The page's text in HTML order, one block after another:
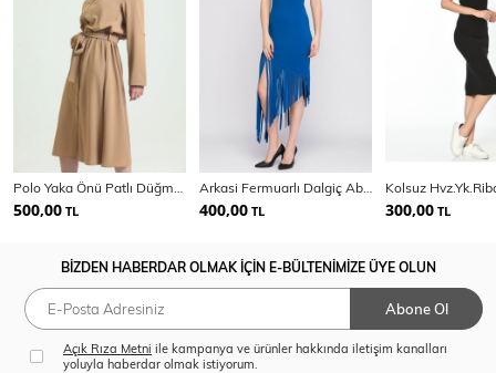
500,00 TL 400,00 TL 300,00 TL
BİZDEN HABERDAR OLMAK İÇİN E-BÜLTENİMİZE ÜYE OLUN
Abone Ol
Açık Rıza Metni ile kampanya ve ürünler hakkında iletişim kanalları
yoluyla haberdar olmak istiyorum.